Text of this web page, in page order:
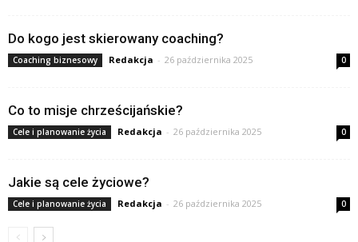
Do kogo jest skierowany coaching?
Coaching biznesowy Redakcja - 26 października 2025 0
Co to misje chrześcijańskie?
Cele i planowanie życia Redakcja - 26 października 2025 0
Jakie są cele życiowe?
Cele i planowanie życia Redakcja - 26 października 2025 0